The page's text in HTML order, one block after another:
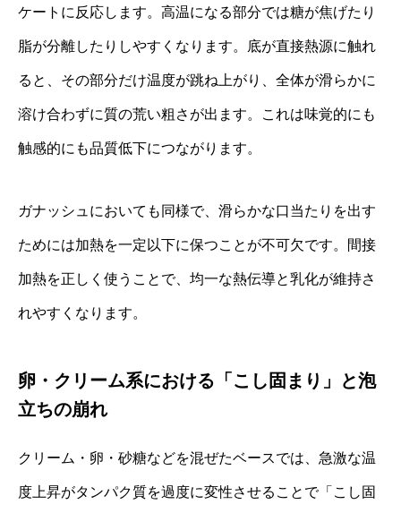
ケートに反応します。高温になる部分では糖が焦げたり
脂が分離したりしやすくなります。底が直接熱源に触れ
ると、その部分だけ温度が跳ね上がり、全体が滑らかに
溶け合わずに質の荒い粗さが出ます。これは味覚的にも
触感的にも品質低下につながります。
ガナッシュにおいても同様で、滑らかな口当たりを出す
ためには加熱を一定以下に保つことが不可欠です。間接
加熱を正しく使うことで、均一な熱伝導と乳化が維持さ
れやすくなります。
卵・クリーム系における「こし固まり」と泡
立ちの崩れ
クリーム・卵・砂糖などを混ぜたベースでは、急激な温
度上昇がタンパク質を過度に変性させることで「こし固